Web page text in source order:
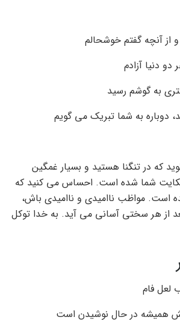
از آنچه گفتم خوشحالم
دنیا آزادم
به گوشم رسید
دوباره به شما تبریک می گویم
که در تنگنا هستید و بسیار غمگین
شما شده است. احساس می کنید که
است. مواظب ناامیدی و ناامیدی باش،
از هر سختی آسانی می آید. به خدا توکل
لعل فام
در حال نوشیدن است